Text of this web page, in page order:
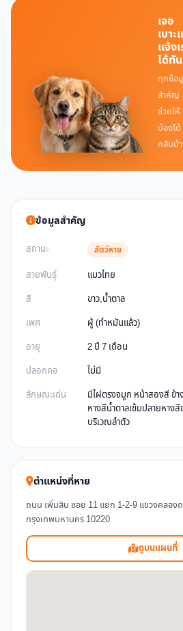
เจอ
เบาะ
แจ้งเ
ได้ทั
ทุกข้อ
สำคัญ
ช่วยให้
น้องได้
กลับบ้
ข้อมูลสำคัญ
สถานะ สัตว์หาย
สายพันธุ์
แมวไทย
สี
ขาว,น้ำตาล
เพศ
ผู้ (ทำหมันแล้ว)
อายุ
2 ปี 7 เดือน
ปลอกคอ
ไม่มี
ลักษณะเด่น
มีไฝตรงจมูก หน้าสองสี ข้า
หางสีน้ำตาลเข้มปลายหาง
บริเวณลำตัว
ตำแหน่งที่หาย
ถนน เพิ่มสิน ซอย 11 แยก 1-2-9 แขวงคลอง
กรุงเทพมหานคร 10220
ดูบนแผนที่